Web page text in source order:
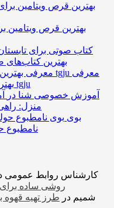
بهترین قرص ویتامین
بهترین
معرفی
بهترین بونوس‌های فارکس در سایت tgju
آموزش خصوصی شنا در
منزل:
بوی
نامطبوع
کارشناس روابط عمومی
روشی ساده
شمیم در طرز تهیه